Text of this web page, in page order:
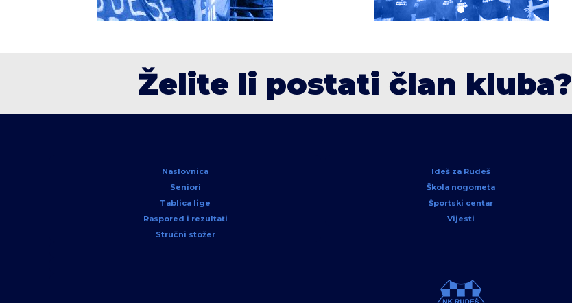
Želite li postati član kluba?
Naslovnica
Seniori
Tablica lige
Raspored i rezultati
Stručni stožer
Ideš za Rudeš
Škola nogometa
Športski centar
Vijesti